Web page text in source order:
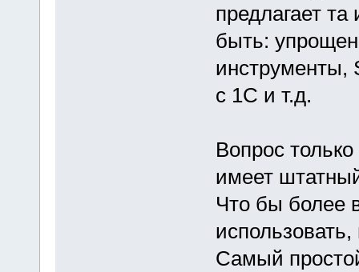
предлагает
быть:
инструменты,
с 1С и т.д.
Вопрос
имеет
Что бы более
Самый